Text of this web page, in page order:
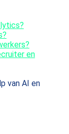
en
van AI en